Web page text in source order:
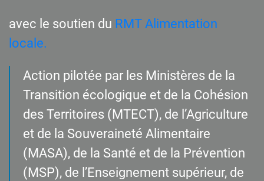
avec le soutien du RMT Alimentation
locale.
Action pilotée par les Ministères de la
Transition écologique et de la Cohésion
des Territoires (MTECT), de l’Agriculture
et de la Souveraineté Alimentaire
(MASA), de la Santé et de la Prévention
(MSP), de l’Enseignement supérieur, de